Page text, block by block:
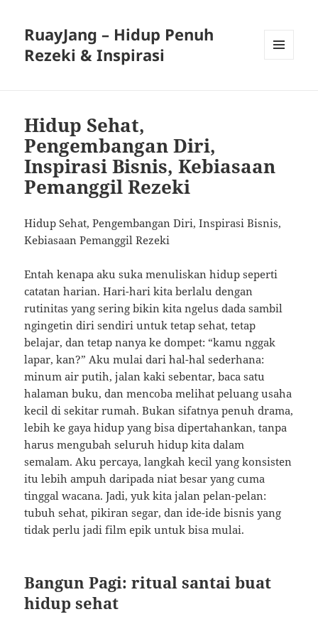
RuayJang – Hidup Penuh
Rezeki & Inspirasi
Hidup Sehat,
Pengembangan Diri,
Inspirasi Bisnis, Kebiasaan
Pemanggil Rezeki
Hidup Sehat, Pengembangan Diri, Inspirasi Bisnis,
Kebiasaan Pemanggil Rezeki
Entah kenapa aku suka menuliskan hidup seperti
catatan harian. Hari-hari kita berlalu dengan
rutinitas yang sering bikin kita ngelus dada sambil
ngingetin diri sendiri untuk tetap sehat, tetap
belajar, dan tetap nanya ke dompet: “kamu nggak
lapar, kan?” Aku mulai dari hal-hal sederhana:
minum air putih, jalan kaki sebentar, baca satu
halaman buku, dan mencoba melihat peluang usaha
kecil di sekitar rumah. Bukan sifatnya penuh drama,
lebih ke gaya hidup yang bisa dipertahankan, tanpa
harus mengubah seluruh hidup kita dalam
semalam. Aku percaya, langkah kecil yang konsisten
itu lebih ampuh daripada niat besar yang cuma
tinggal wacana. Jadi, yuk kita jalan pelan-pelan:
tubuh sehat, pikiran segar, dan ide-ide bisnis yang
tidak perlu jadi film epik untuk bisa mulai.
Bangun Pagi: ritual santai buat
hidup sehat